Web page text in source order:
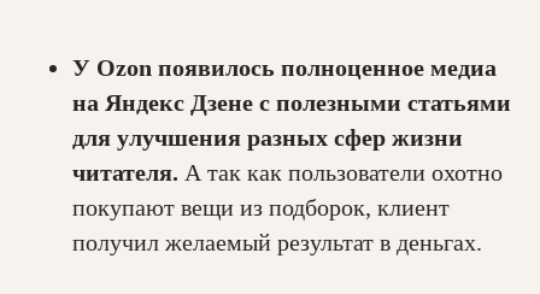
У Ozon появилось полноценное медиа
на Яндекс Дзене с полезными статьями
для улучшения разных сфер жизни
читателя. А так как пользователи охотно
покупают вещи из подборок, клиент
получил желаемый результат в деньгах.